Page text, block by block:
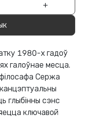
+
1980-х гадоў
галоўнае месца.
Сержа
глыбінны сэнс
ключавой